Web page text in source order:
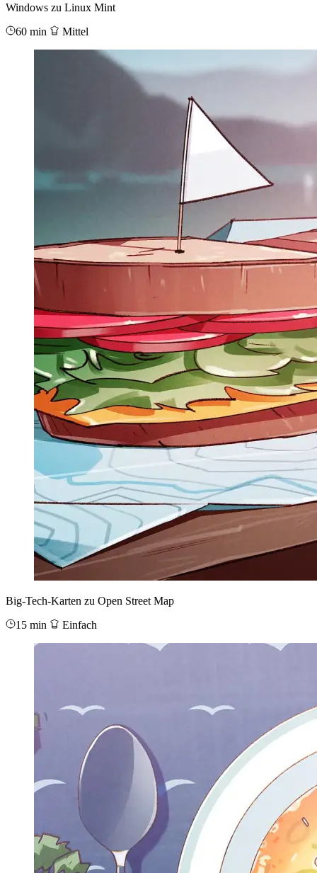
Windows zu Linux Mint
60 min
Mittel
Big-Tech-Karten zu Open Street Map
15 min
Einfach